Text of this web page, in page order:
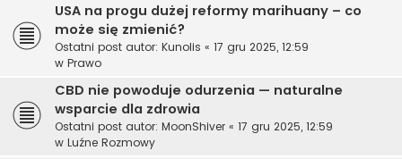
USA na progu dużej reformy marihuany – co
może się zmienić?
Ostatni post autor: Kunolis « 17 gru 2025, 12:59
w Prawo
CBD nie powoduje odurzenia — naturalne
wsparcie dla zdrowia
Ostatni post autor: MoonShiver « 17 gru 2025, 12:59
w Luźne Rozmowy